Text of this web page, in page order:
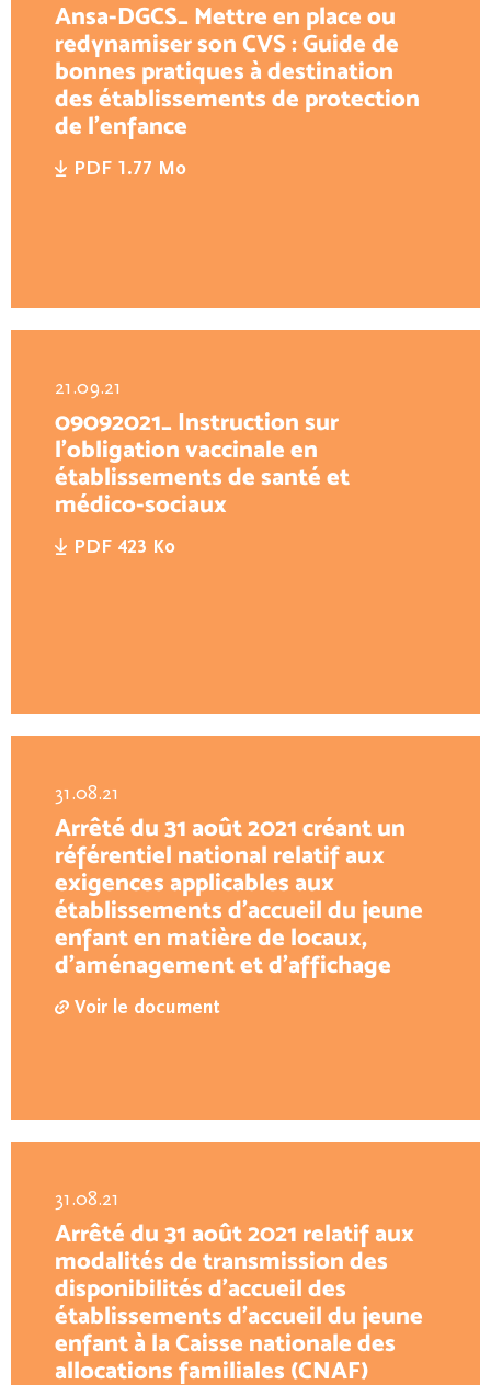
Ansa-DGCS_ Mettre en place ou
redynamiser son CVS : Guide de
bonnes pratiques à destination
des établissements de protection
de l’enfance
PDF 1.77 Mo
21.09.21
09092021_ Instruction sur
l’obligation vaccinale en
établissements de santé et
médico-sociaux
PDF 423 Ko
31.08.21
Arrêté du 31 août 2021 créant un
référentiel national relatif aux
exigences applicables aux
établissements d’accueil du jeune
enfant en matière de locaux,
d’aménagement et d’affichage
Voir le document
31.08.21
Arrêté du 31 août 2021 relatif aux
modalités de transmission des
disponibilités d'accueil des
établissements d'accueil du jeune
enfant à la Caisse nationale des
allocations familiales (CNAF)